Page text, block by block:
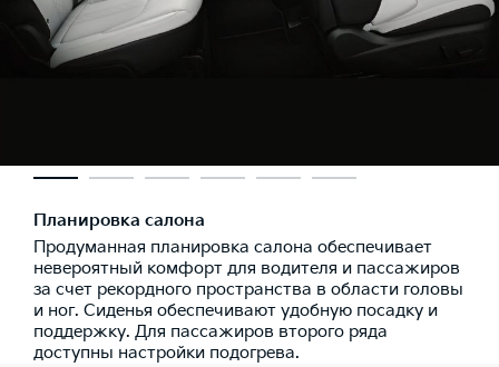
Планировка салона
Продуманная планировка салона обеспечивает
невероятный комфорт для водителя и пассажиров
за счет рекордного пространства в области головы
и ног. Сиденья обеспечивают удобную посадку и
поддержку. Для пассажиров второго ряда
доступны настройки подогрева.